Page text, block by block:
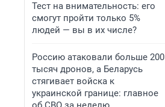
Тест на внимательность: его
смогут пройти только 5%
людей — вы в их числе?
Россию атаковали больше 200
тысяч дронов, а Беларусь
стягивает войска к
украинской границе: главное